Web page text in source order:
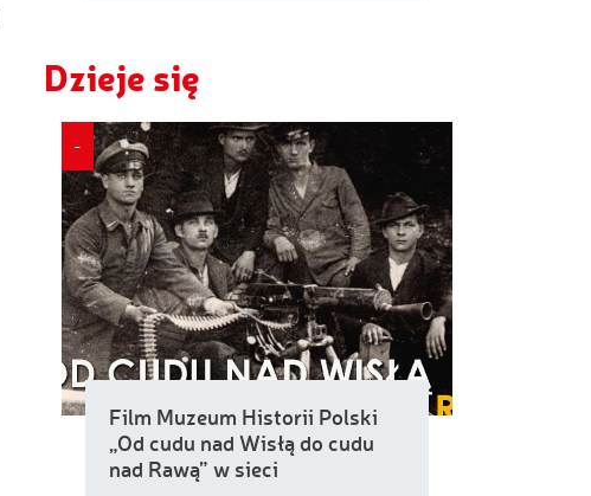
Dzieje się
-
Film Muzeum Historii Polski
„Od cudu nad Wisłą do cudu
nad Rawą” w sieci